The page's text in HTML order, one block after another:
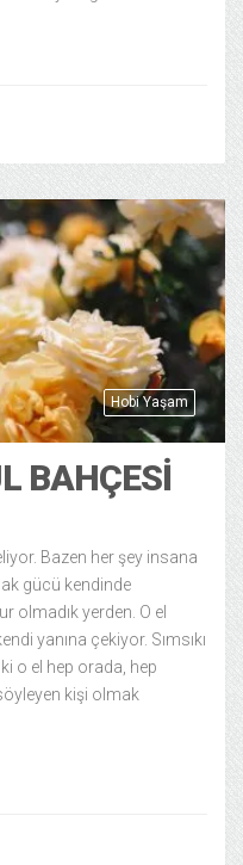
Hobi Yaşam
BAHÇESİ
Bazen her şey insana
gücü kendinde
olmadık yerden. O el
yanına çekiyor. Sımsıkı
o el hep orada, hep
kişi olmak